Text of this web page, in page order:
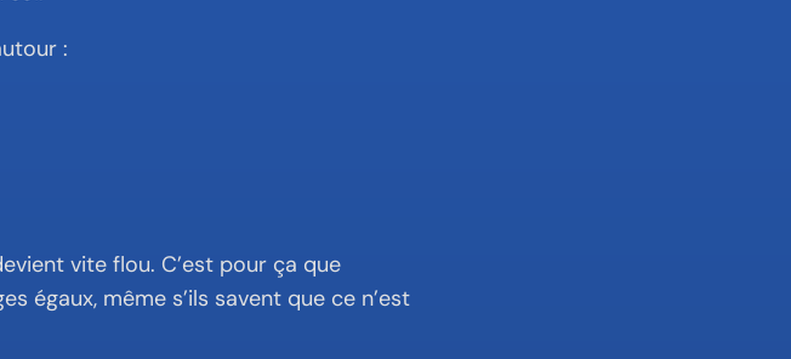
:
vite flou. C’est pour ça que
égaux, même s’ils savent que ce n’est